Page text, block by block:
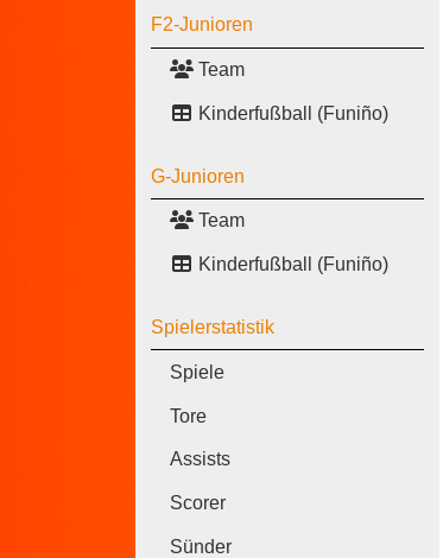
F2-Junioren
Team
Kinderfußball (Funiño)
G-Junioren
Team
Kinderfußball (Funiño)
Spielerstatistik
Spiele
Tore
Assists
Scorer
Sünder